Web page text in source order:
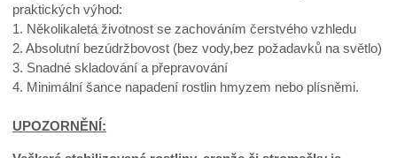
praktických výhod:
1. Několikaletá životnost se zachováním čerstvého vzhledu
2. Absolutní bezúdržbovost (bez vody,bez požadavků na světlo)
3. Snadné skladování a přepravování
4. Minimální šance napadení rostlin hmyzem nebo plísněmi.
UPOZORNĚNÍ: